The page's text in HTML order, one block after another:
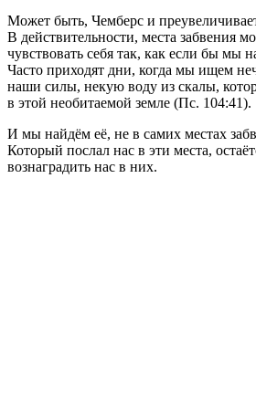
Может быть, Чемберс и
В действительности, места забвения
чувствовать себя так, как если бы мы
Часто приходят дни, когда мы ищем
наши силы, некую воду из скалы,
в этой необитаемой земле (Пс. 104:41).
И мы найдём её, не в самих местах
Который послал нас в эти места,
вознаградить нас в них.